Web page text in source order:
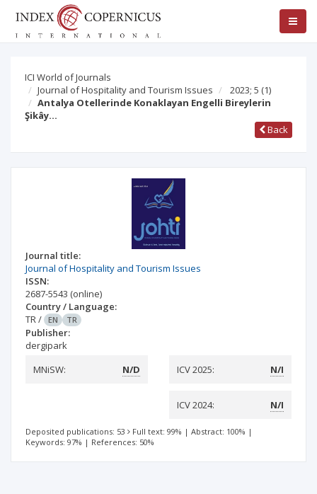
ICI World of Journals
Journal of Hospitality and Tourism Issues
2023; 5 (1)
Antalya Otellerinde Konaklayan Engelli Bireylerin
Şikây…
Back
Journal title:
Journal of Hospitality and Tourism Issues
ISSN:
2687-5543 (online)
Country / Language:
TR/ EN TR
Publisher:
dergipark
MNiSW:
N/D ICV 2025: N/I
ICV 2024: N/I
Deposited publications: 53 Full text: 99% | Abstract: 100% |
Keywords: 97% | References: 50%